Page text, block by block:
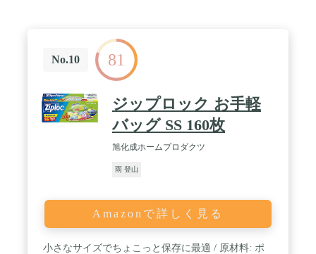
No.10 81
ジップロック お手軽
バッグ SS 160枚
旭化成ホームプロダクツ
雨 登山
Amazonで詳しく見る
小さなサイズでちょこっと保存に最適 / 原材料: ポ